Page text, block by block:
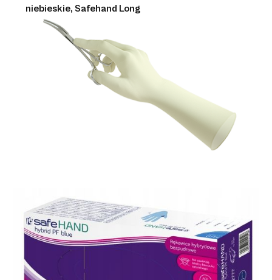
niebieskie, Safehand Long
Rękawice medyczne
Medi-Grip Latex Standard